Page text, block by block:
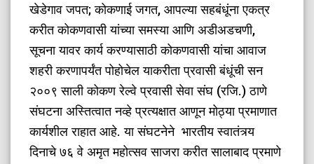
खेडेगाव जपत; कोकणाई जगत, आपल्या सहबंधूंना एकत्र
करीत कोकणवासी यांच्या समस्या आणि अडीअडचणी,
सूचना यावर कार्य करण्यासाठी कोकणवासी यांचा आवाज
शहरी करणापर्यंत पोहोचेल याकरीता प्रवासी बंधूंची सन
२००९ साली कोकण रेल्वे प्रवासी सेवा संघ (रजि.) ठाणे
संघटना अस्तित्वात नव्हे प्रत्यक्षात आणून मोठ्या प्रमाणात
कार्यशील राहात आहे. या संघटनेने भारतीय स्वातंत्र्य
दिनाचे ७६ वे अमृत महोत्सव साजरा करीत सालाबाद प्रमाणे